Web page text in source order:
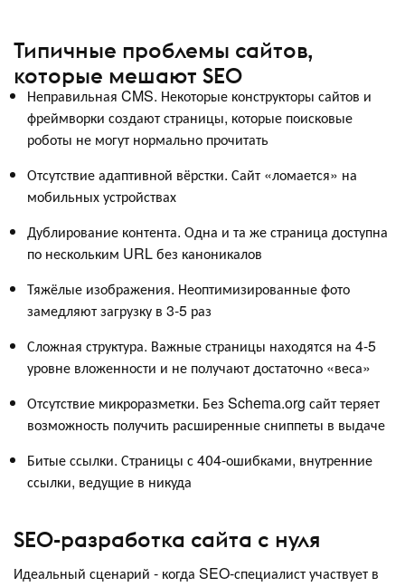
Типичные проблемы сайтов,
которые мешают SEO
Неправильная CMS. Некоторые конструкторы сайтов и
фреймворки создают страницы, которые поисковые
роботы не могут нормально прочитать
Отсутствие адаптивной вёрстки. Сайт «ломается» на
мобильных устройствах
Дублирование контента. Одна и та же страница доступна
по нескольким URL без каноникалов
Тяжёлые изображения. Неоптимизированные фото
замедляют загрузку в 3-5 раз
Сложная структура. Важные страницы находятся на 4-5
уровне вложенности и не получают достаточно «веса»
Отсутствие микроразметки. Без Schema.org сайт теряет
возможность получить расширенные сниппеты в выдаче
Битые ссылки. Страницы с 404-ошибками, внутренние
ссылки, ведущие в никуда
SEO-разработка сайта с нуля
Идеальный сценарий - когда SEO-специалист участвует в